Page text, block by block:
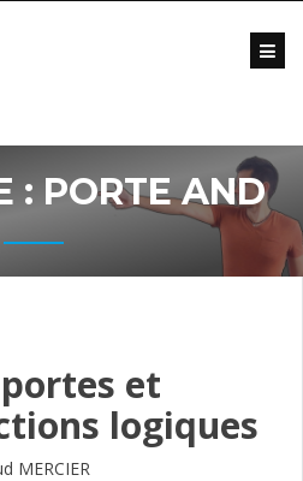
: PORTE AND
et
logiques
MERCIER